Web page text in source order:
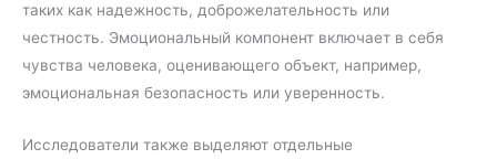
таких как надежность, доброжелательность или
честность. Эмоциональный компонент включает в себя
чувства человека, оценивающего объект, например,
эмоциональная безопасность или уверенность.
Исследователи также выделяют отдельные